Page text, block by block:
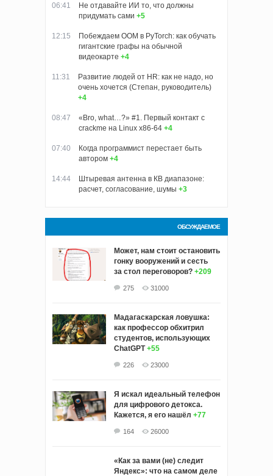
06:41
Не отдавайте ИИ то, что должны
придумать сами +5
12:15
Побеждаем OOM в PyTorch: как обучать
гигантские графы на обычной
видеокарте +4
11:31
Развитие людей от HR: как не надо, но
очень хочется (Степан, руководитель)
+4
08:47
«Bro, what…?» #1. Первый контакт с
crackme на Linux x86-64 +4
07:40
Когда программист перестает быть
автором +4
14:44
Штыревая антенна в КВ диапазоне:
расчет, согласование, шумы +3
ОБСУЖДАЕМОЕ
Может, нам стоит остановить
гонку вооружений и сесть
за стол переговоров? +209
275 31000
Мадагаскарская ловушка:
как профессор обхитрил
студентов, использующих
ChatGPT +55
226 23000
Я искал идеальный телефон
для цифрового детокса.
Кажется, я его нашёл +77
164 26000
«Как за вами (не) следит
Яндекс»: что на самом деле